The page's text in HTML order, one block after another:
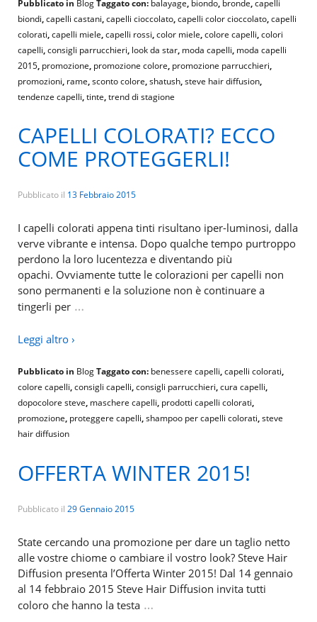
Pubblicato in BlogTaggato con: balayage, biondo, bronde,capelli
biondi,capelli castani,capelli cioccolato,capelli color cioccolato,capelli
colorati,capelli miele,capelli rossi,color miele,colore capelli,colori
capelli,consigli parrucchieri, look da star, moda capelli, moda capelli
2015, promozione, promozione colore, promozione parrucchieri,
promozioni, rame,sconto colore,shatush,steve hair diffusion,
tendenze capelli,tinte,trend di stagione
CAPELLI COLORATI? ECCO
COME PROTEGGERLI!
Pubblicato il 13 Febbraio 2015
I capelli colorati appena tinti risultano iper-luminosi, dalla
verve vibrante e intensa. Dopo qualche tempo purtroppo
perdono la loro lucentezza e diventando più
opachi. Ovviamente tutte le colorazioni per capelli non
sono permanenti e la soluzione non è continuare a
tingerli per …
Leggi altro ›
Pubblicato in BlogTaggato con: benessere capelli,capelli colorati,
colore capelli,consigli capelli,consigli parrucchieri,cura capelli,
dopocolore steve, maschere capelli, prodotti capelli colorati,
promozione, proteggere capelli,shampoo per capelli colorati,steve
hair diffusion
OFFERTA WINTER 2015!
Pubblicato il 29 Gennaio 2015
State cercando una promozione per dare un taglio netto
alle vostre chiome o cambiare il vostro look? Steve Hair
Diffusion presenta l’Offerta Winter 2015! Dal 14 gennaio
al 14 febbraio 2015 Steve Hair Diffusion invita tutti
coloro che hanno la testa …